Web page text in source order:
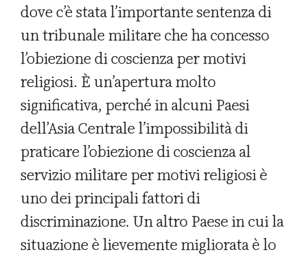
dove c’è stata l’importante sentenza di
un tribunale militare che ha concesso
l’obiezione di coscienza per motivi
religiosi. È un’apertura molto
significativa, perché in alcuni Paesi
dell’Asia Centrale l’impossibilità di
praticare l’obiezione di coscienza al
servizio militare per motivi religiosi è
uno dei principali fattori di
discriminazione. Un altro Paese in cui la
situazione è lievemente migliorata è lo